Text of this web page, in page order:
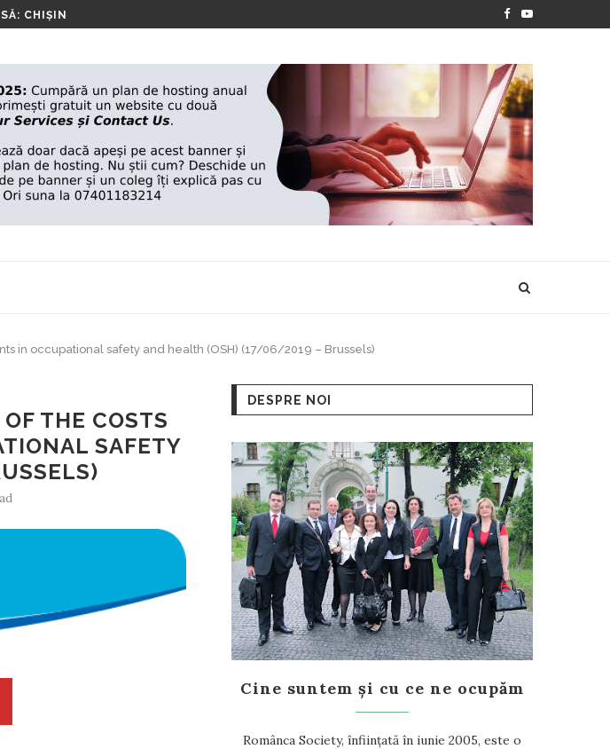
CHIȘINĂU, 3 OCTOMBRIE 2025 ‘’ANOTIMPURILE VIETII’’- EXPOZIȚIA DE PICTURĂ A
in occupational safety and health (OSH) (17/06/2019 – Brussels)
THE COSTS
SAFETY
DESPRE NOI
Cine suntem și cu ce ne ocupăm
Românca Society, înființată în iunie 2005, este o